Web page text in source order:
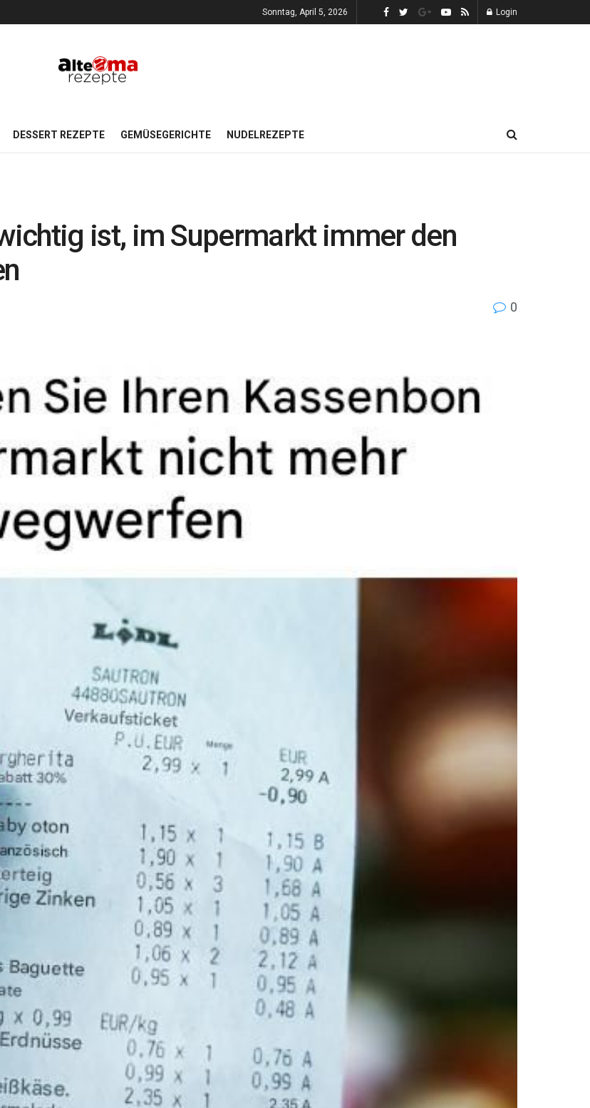
Sonntag, April 5, 2026 Login
DESSERT REZEPTE GEMÜSEGERICHTE NUDELREZEPTE
ist, im Supermarkt immer den
0